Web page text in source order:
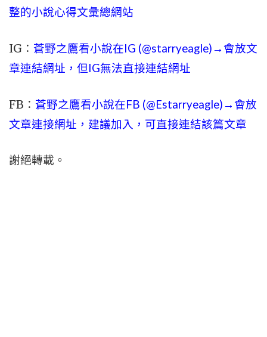
整的小說心得文彙總網站
IG： 蒼野之鷹看小說在IG (@starryeagle)→會放文
章連結網址，但IG無法直接連結網址
FB： 蒼野之鷹看小說在FB (@Estarryeagle)→會放
文章連接網址，建議加入，可直接連結該篇文章
謝絕轉載。